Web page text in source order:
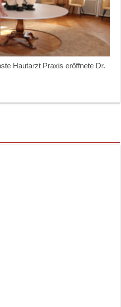
Hautarzt Praxis eröffnete Dr.